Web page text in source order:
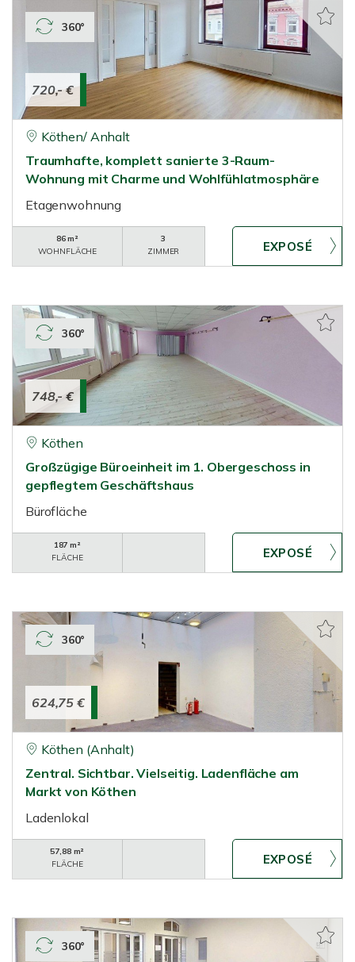
720,- €
360°
Köthen/ Anhalt
Traumhafte, komplett sanierte 3-Raum-
Wohnung mit Charme und Wohlfühlatmosphäre
Etagenwohnung
86 m²
WOHNFLÄCHE
3
ZIMMER
748,- €
360°
Köthen
Großzügige Büroeinheit im 1. Obergeschoss in
gepflegtem Geschäftshaus
Bürofläche
187 m²
FLÄCHE
624,75 €
360°
Köthen (Anhalt)
Zentral. Sichtbar. Vielseitig. Ladenfläche am
Markt von Köthen
Ladenlokal
57,88 m²
FLÄCHE
360°